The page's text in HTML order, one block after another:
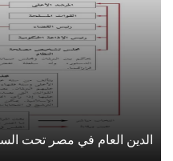
الدين العام في مصر تحت